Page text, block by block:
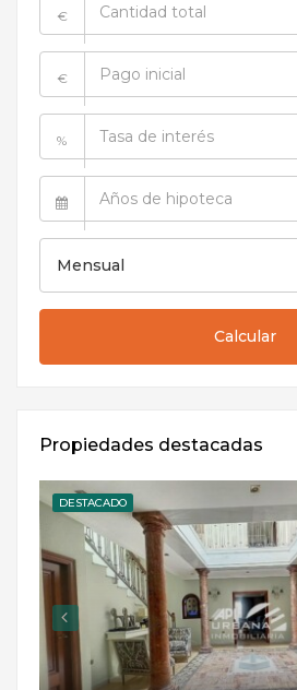
€
€
%
Mensual
Calcular
Propiedades destacadas
DESTACADO